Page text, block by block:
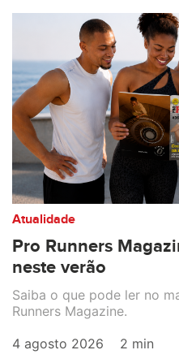
Atualidade
Pro Runners
neste verão
Saiba o que pode ler no
Runners Magazine.
4 agosto 2026
2 min